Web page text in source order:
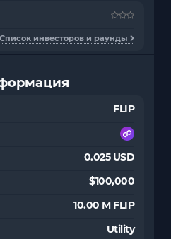
--
Список инвесторов и раунды
FLIP
0.025 USD
$100,000
10.00 M FLIP
Utility